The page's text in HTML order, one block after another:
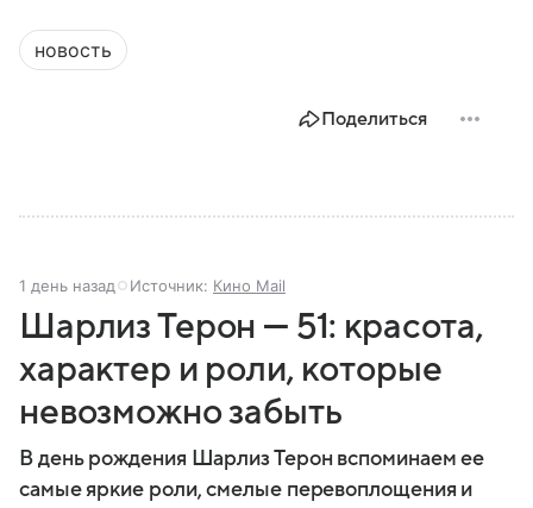
новость
Поделиться
1 день назад Источник: Кино Mail
Шарлиз Терон — 51: красота,
характер и роли, которые
невозможно забыть
В день рождения Шарлиз Терон вспоминаем ее
самые яркие роли, смелые перевоплощения и